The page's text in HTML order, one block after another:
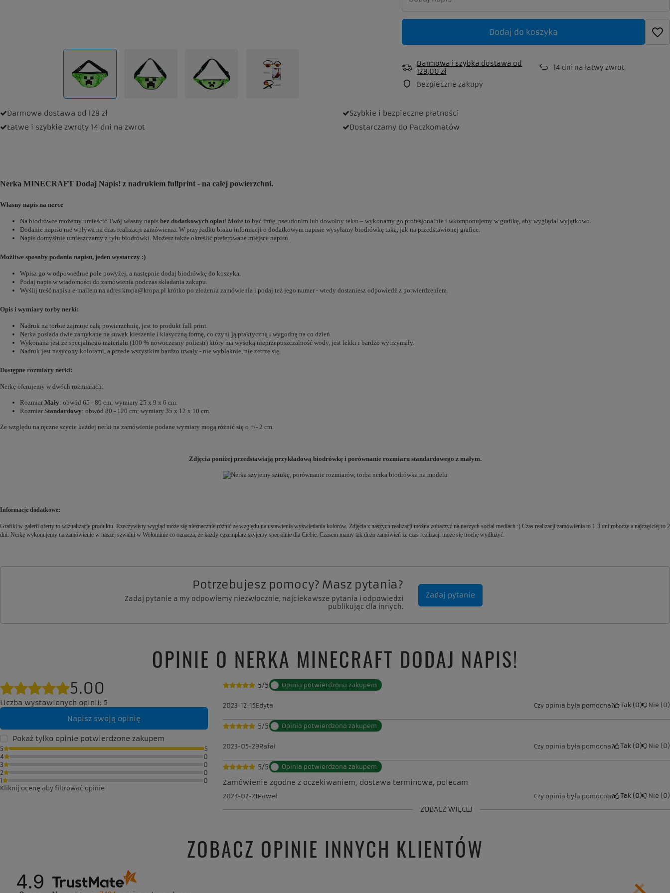
Dodaj do koszyka
Darmowa i szybka dostawa od
129,00 zł
14 dni na łatwy zwrot
Bezpieczne zakupy
Darmowa dostawa od 129 zł Szybkie i bezpieczne płatności
Łatwe i szybkie zwroty 14 dni na zwrot Dostarczamy do Paczkomatów
Nerka MINECRAFT Dodaj Napis! z nadrukiem fullprint - na całej powierzchni.
Własny napis na nerce
Na biodrówce możemy umieścić Twój własny napis bez dodatkowych opłat! Może to być imię, pseudonim lub dowolny tekst – wykonamy go profesjonalnie i wkomponujemy w grafikę, aby wyglądał wyjątkowo.
Dodanie napisu nie wpływa na czas realizacji zamówienia. W przypadku braku informacji o dodatkowym napisie wysyłamy biodrówkę taką, jak na przedstawionej grafice.
Napis domyślnie umieszczamy z tyłu biodrówki. Możesz także określić preferowane miejsce napisu.
Możliwe sposoby podania napisu, jeden wystarczy :)
Wpisz go w odpowiednie pole powyżej, a następnie dodaj biodrówkę do koszyka.
Podaj napis w wiadomości do zamówienia podczas składania zakupu.
Wyślij treść napisu e-mailem na adres kropa@kropa.pl krótko po złożeniu zamówienia i podaj też jego numer - wtedy dostaniesz odpowiedź z potwierdzeniem.
Opis i wymiary torby nerki:
Nadruk na torbie zajmuje całą powierzchnię, jest to produkt full print.
Nerka posiada dwie zamykane na suwak kieszenie i klasyczną formę, co czyni ją praktyczną i wygodną na co dzień.
Wykonana jest ze specjalnego materiału (100 % nowoczesny poliestr) który ma wysoką nieprzepuszczalność wody, jest lekki i bardzo wytrzymały.
Nadruk jest nasycony kolorami, a przede wszystkim bardzo trwały - nie wyblaknie, nie zetrze się.
Dostępne rozmiary nerki:
Nerkę oferujemy w dwóch rozmiarach:
Rozmiar Mały: obwód 65 - 80 cm; wymiary 25 x 9 x 6 cm.
Rozmiar Standardowy: obwód 80 - 120 cm; wymiary 35 x 12 x 10 cm.
Ze względu na ręczne szycie każdej nerki na zamówienie podane wymiary mogą różnić się o +/- 2 cm.
Zdjęcia poniżej przedstawiają przykładową biodrówkę i porównanie rozmiaru standardowego z małym.
Informacje dodatkowe:
Grafiki w galerii oferty to wizualizacje produktu. Rzeczywisty wygląd może się nieznacznie różnić ze względu na ustawienia wyświetlania kolorów. Zdjęcia z naszych realizacji można zobaczyć na naszych social mediach :) Czas realizacji zamówienia to 1-3 dni robocze a najczęściej to 2
dni. Nerkę wykonujemy na zamówienie w naszej szwalni w Wołominie co oznacza, że każdy egzemplarz szyjemy specjalnie dla Ciebie. Czasem mamy tak dużo zamówień że czas realizacji może się trochę wydłużyć.
Potrzebujesz pomocy? Masz pytania?
Zadaj pytanie a my odpowiemy niezwłocznie, najciekawsze pytania i odpowiedzi
publikując dla innych.
Zadaj pytanie
OPINIE O NERKA MINECRAFT DODAJ NAPIS!
5.00
Liczba wystawionych opinii: 5
Napisz swoją opinię
Pokaż tylko opinie potwierdzone zakupem
5
5
4
0
3
0
2
0
1
0
Kliknij ocenę aby filtrować opinie
5/5 Opinia potwierdzona zakupem
2023-12-15Edyta Czy opinia była pomocna? Tak 0 Nie 0
5/5 Opinia potwierdzona zakupem
2023-05-29Rafał Czy opinia była pomocna? Tak 0 Nie 0
5/5 Opinia potwierdzona zakupem
Zamówienie zgodne z oczekiwaniem, dostawa terminowa, polecam
2023-02-21 Paweł Czy opinia była pomocna? Tak 0 Nie 0
ZOBACZ WIĘCEJ
ZOBACZ OPINIE INNYCH KLIENTÓW
4.9